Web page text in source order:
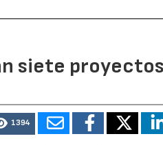
siete proyectos
1394